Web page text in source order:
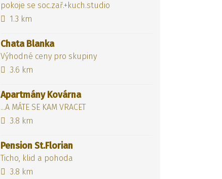
pokoje se soc.zař.+kuch.studio
1.3 km
Chata Blanka
Výhodné ceny pro skupiny
3.6 km
Apartmány Kovárna
...A MÁTE SE KAM VRACET
3.8 km
Pension St.Florian
Ticho, klid a pohoda
3.8 km